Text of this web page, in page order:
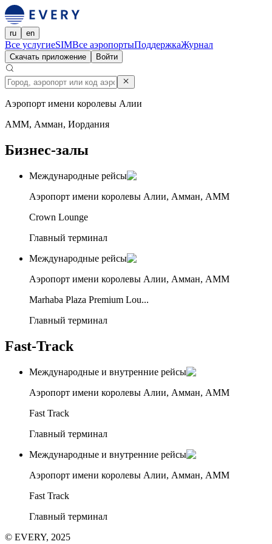
ru en
Все услугиeSIMВсе аэропортыПоддержкаЖурнал
Скачать приложение Войти
Аэропорт имени королевы Алии
AMM, Амман, Иордания
Бизнес-залы
Международные рейсы
Аэропорт имени королевы Алии, Амман, AMM
Crown Lounge
Главный терминал
Международные рейсы
Аэропорт имени королевы Алии, Амман, AMM
Marhaba Plaza Premium Lou...
Главный терминал
Fast-Track
Международные и внутренние рейсы
Аэропорт имени королевы Алии, Амман, AMM
Fast Track
Главный терминал
Международные и внутренние рейсы
Аэропорт имени королевы Алии, Амман, AMM
Fast Track
Главный терминал
© EVERY, 2025